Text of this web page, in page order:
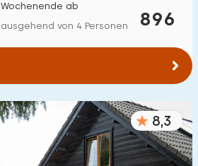
896
Wochenende ab
ausgehend von 4 Personen
8,3